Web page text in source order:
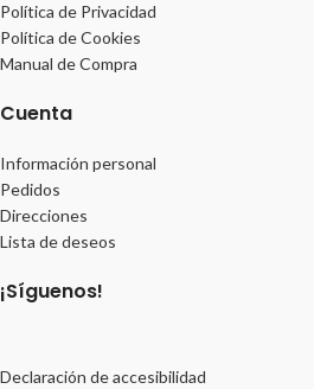
Política de Privacidad
Política de Cookies
Manual de Compra
Cuenta
Información personal
Pedidos
Direcciones
Lista de deseos
¡Síguenos!
Declaración de accesibilidad